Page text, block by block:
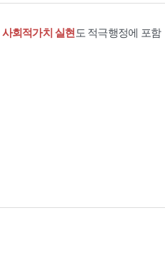
사회적가치 실현 도 적극행정에 포함